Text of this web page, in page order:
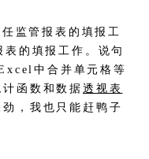
监管报表的填报工
的填报工作。说句
中合并单元格等
函数和数据透视表
，我也只能赶鸭子